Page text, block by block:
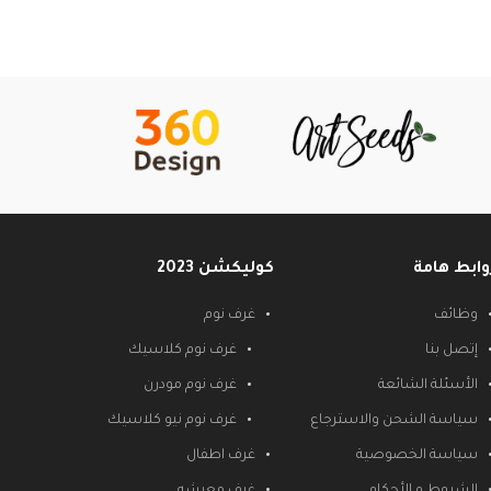
هامة
وظائف
إتصل بنا
الأسئلة الشائعة
سياسة الشحن والاسترجاع
سياسة الخصوصية
كوليكشن 2023
غرف نوم
غرف نوم كلاسيك
غرف نوم مودرن
غرف نوم نيو كلاسيك
غرف اطفال